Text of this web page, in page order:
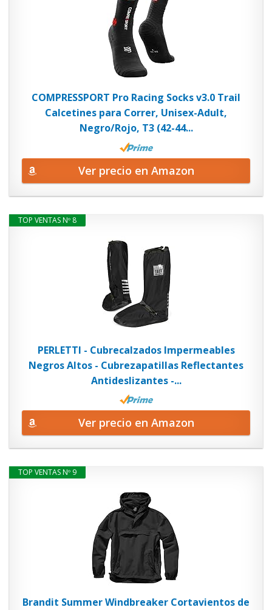
COMPRESSPORT Pro Racing Socks v3.0 Trail
Calcetines para Correr, Unisex-Adult,
Negro/Rojo, T3 (42-44...
Ver precio en Amazon
TOP VENTAS Nº 8
PERLETTI - Cubrecalzados Impermeables
Negros Altos - Cubrezapatillas Reflectantes
Antideslizantes -...
Ver precio en Amazon
TOP VENTAS Nº 9
Brandit Summer Windbreaker Cortavientos de